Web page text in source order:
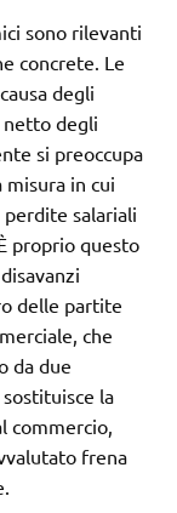
sono rilevanti
concrete. Le
degli
degli
si preoccupa
in cui
salariali
proprio questo
delle partite
che
da due
la
commercio,
frena